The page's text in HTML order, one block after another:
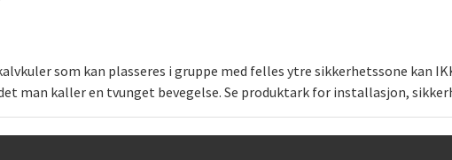
som kan plasseres i gruppe med felles ytre sikkerhetssone kan
man kaller en tvunget bevegelse. Se produktark for installasjon,